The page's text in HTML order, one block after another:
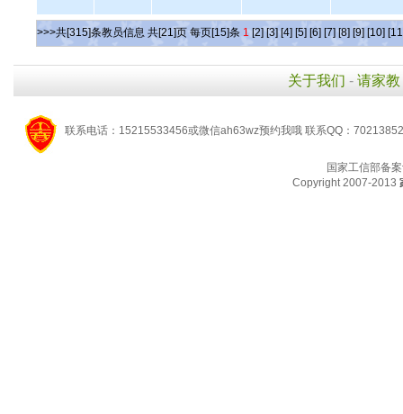
>>>共[315]条教员信息 共[21]页 每页[15]条 1 [2] [3] [4] [5] [6] [7] [8] [9] [10]
关于我们 - 请家教
联系电话：15215533456或微信ah63wz预约我哦 联系QQ：
国家工信部备
Copyright 2007-2013